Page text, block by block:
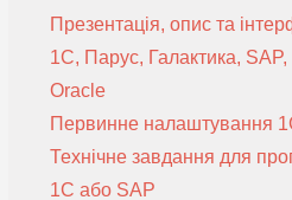
Презентація, опис та
1С, Парус, Галактика,
Oracle
Первинне налаштування
Технічне завдання для
1С або SAP